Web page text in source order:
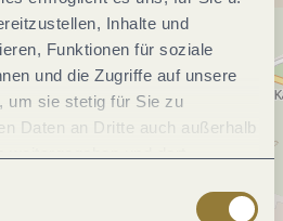
Inhalte und
Funktionen für soziale
und die Zugriffe auf unsere
um sie stetig für Sie zu
Daten an Dritte auch außerhalb
Mit der Auswahl "Alle